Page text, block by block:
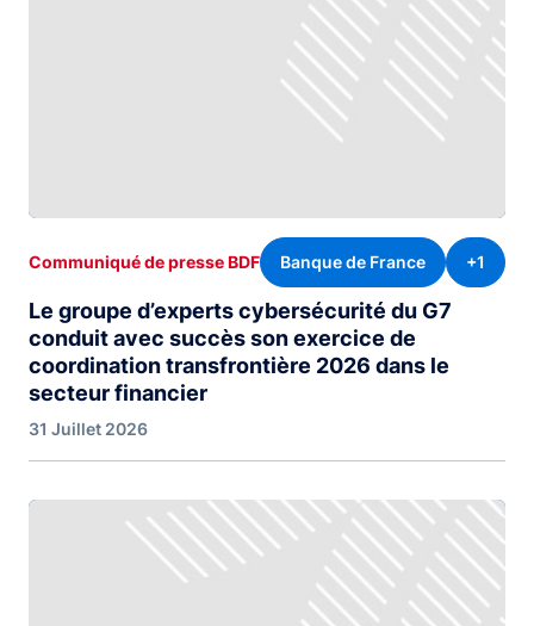
Le groupe d’experts cybersécurité du G7
conduit avec succès son exercice de
coordination transfrontière 2026 dans le
secteur financier
Communiqué de presse BDF Banque de France +1
31 Juillet 2026